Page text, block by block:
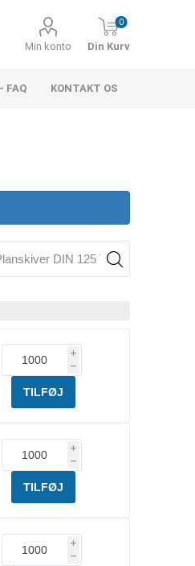
Min konto
0
Din Kurv
FAQ KONTAKT OS
i
h
i
h
i
h